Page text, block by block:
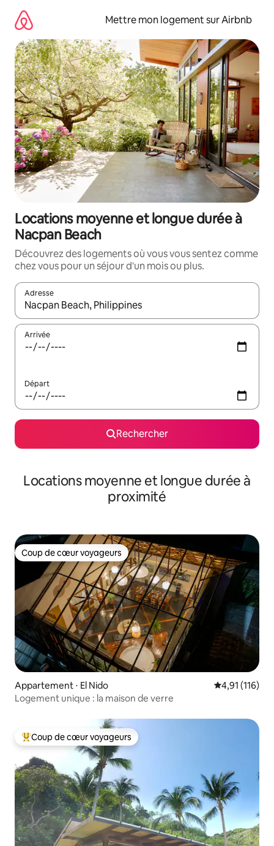
directement
contenu
Mettre mon logement sur Airbnb
Locations moyenne et longue durée à
Nacpan Beach
Découvrez des logements où vous vous sentez comme
chez vous pour un séjour d'un mois ou plus.
Adresse
Lorsque les résultats s'affichent, utilisez les flèches vers le
Arrivée
Départ
Rechercher
Locations moyenne et longue durée à
proximité
Coup de cœur voyageurs
Coup de cœur voyageurs
Appartement ⋅ El Nido Évaluation
4,91 (116)
Logement unique : la maison de verre
Coups de cœur voyageurs les plus appréciés
Coup de cœur voyageurs